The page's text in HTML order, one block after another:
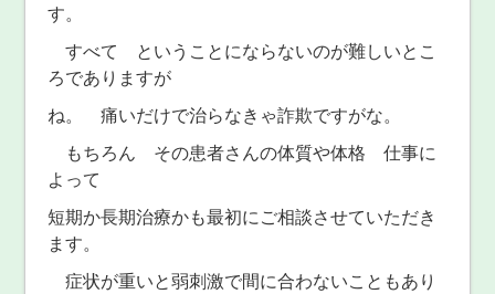
す。
すべて ということにならないのが難しいとこ
ろでありますが
ね。 痛いだけで治らなきゃ詐欺ですがな。
もちろん その患者さんの体質や体格 仕事に
よって
短期か長期治療かも最初にご相談させていただき
ます。
症状が重いと弱刺激で間に合わないこともあり